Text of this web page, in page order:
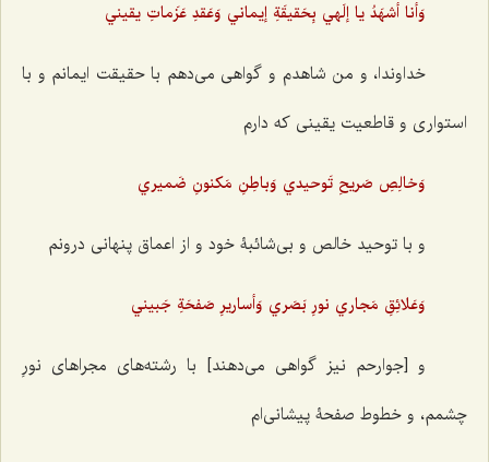
وَأنا أشهَدُ يا إلَهي بِحَقيقَةِ إيماني وَعَقدِ عَزَماتِ يقيني
خداوندا، و من شاهدم و گواهی می‌دهم با حقیقت ایمانم و با
استواری و قاطعیت یقینی که دارم
وَخالِصِ صَريحِ تَوحيدي وَباطِنِ مَكنونِ ضَميري
و با توحید خالص و بی‌شائبۀ خود و از اعماق پنهانی درونم
وَعَلائِقِ مَجاري نورِ بَصَري وَأساريرِ صَفحَةِ جَبيني
و [جوارحم نیز گواهی می‌دهند] با رشته‌های مجراهای نورِ
چشمم، و خطوط صفحۀ پیشانی‌ام